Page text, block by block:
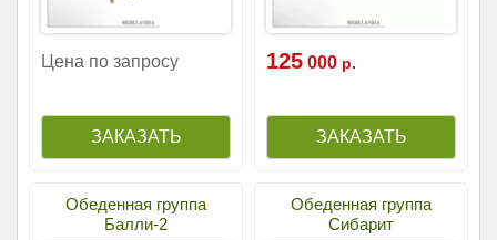
Цена по запросу 125 000 р.
Обеденная группа
Балли-2
Обеденная группа
Сибарит